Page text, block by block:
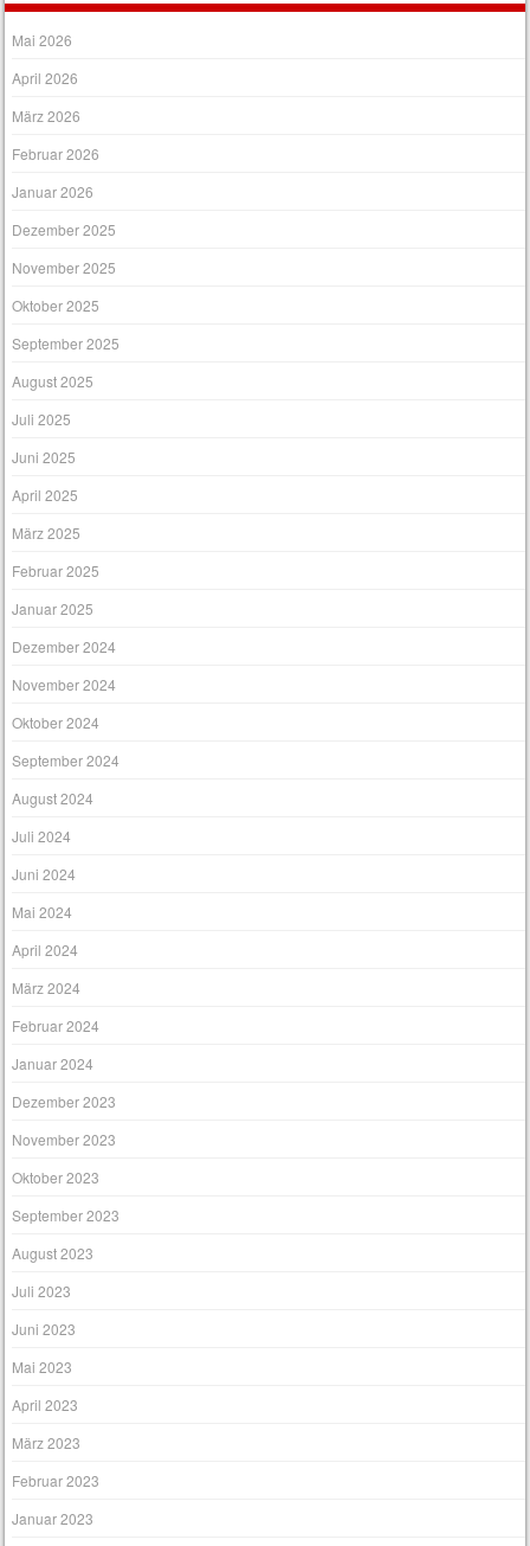
Mai 2026
April 2026
März 2026
Februar 2026
Januar 2026
Dezember 2025
November 2025
Oktober 2025
September 2025
August 2025
Juli 2025
Juni 2025
April 2025
März 2025
Februar 2025
Januar 2025
Dezember 2024
November 2024
Oktober 2024
September 2024
August 2024
Juli 2024
Juni 2024
Mai 2024
April 2024
März 2024
Februar 2024
Januar 2024
Dezember 2023
November 2023
Oktober 2023
September 2023
August 2023
Juli 2023
Juni 2023
Mai 2023
April 2023
März 2023
Februar 2023
Januar 2023